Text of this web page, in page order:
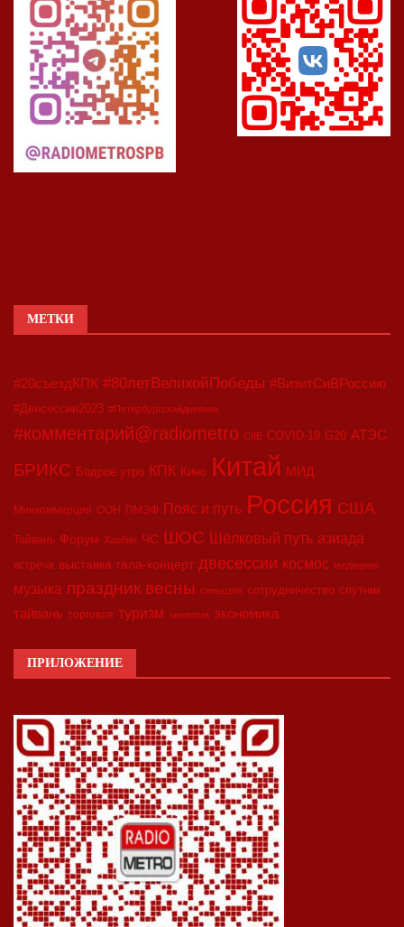
МЕТКИ
#20съездКПК #80летВеликойПобеды #ВизитСиВРоссию
#Двесессии2023 #Петербургскийдневник
#комментарий@radiometro CIIE COVID-19 G20 АТЭС
БРИКС Бодрое утро КПК Кино Китай МИД
Минкоммерции ООН ПМЭФ Пояс и путь Россия США
Тайвань Форум Харбин ЧС ШОС Шёлковый путь азиада
встреча выставка гала-концерт двесессии космос медицина
музыка праздник весны синьцзян сотрудничество спутник
тайвань торговля туризм экология экономика
ПРИЛОЖЕНИЕ